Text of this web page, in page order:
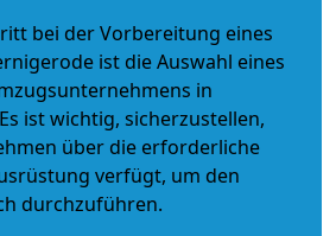
bei der Vorbereitung eines
ist die Auswahl eines
in
ist wichtig, sicherzustellen,
über die erforderliche
verfügt, um den
durchzuführen.